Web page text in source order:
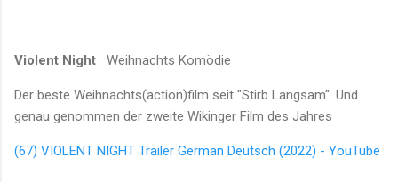
Violent Night Weihnachts Komödie
Der beste Weihnachts(action)film seit "Stirb Langsam". Und
genau genommen der zweite Wikinger Film des Jahres
(67) VIOLENT NIGHT Trailer German Deutsch (2022) - YouTube